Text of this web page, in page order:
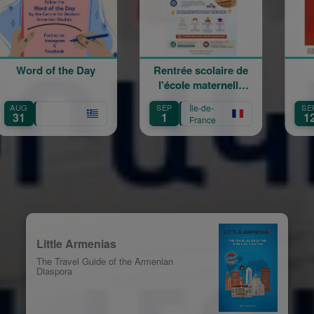
of the Day
Rentrée scolaire de
l'école maternelle
Mariam Arabian
Île-de-
France
120
12
Île-
Little Armenias
The Travel Guide of the Armenian
Diaspora